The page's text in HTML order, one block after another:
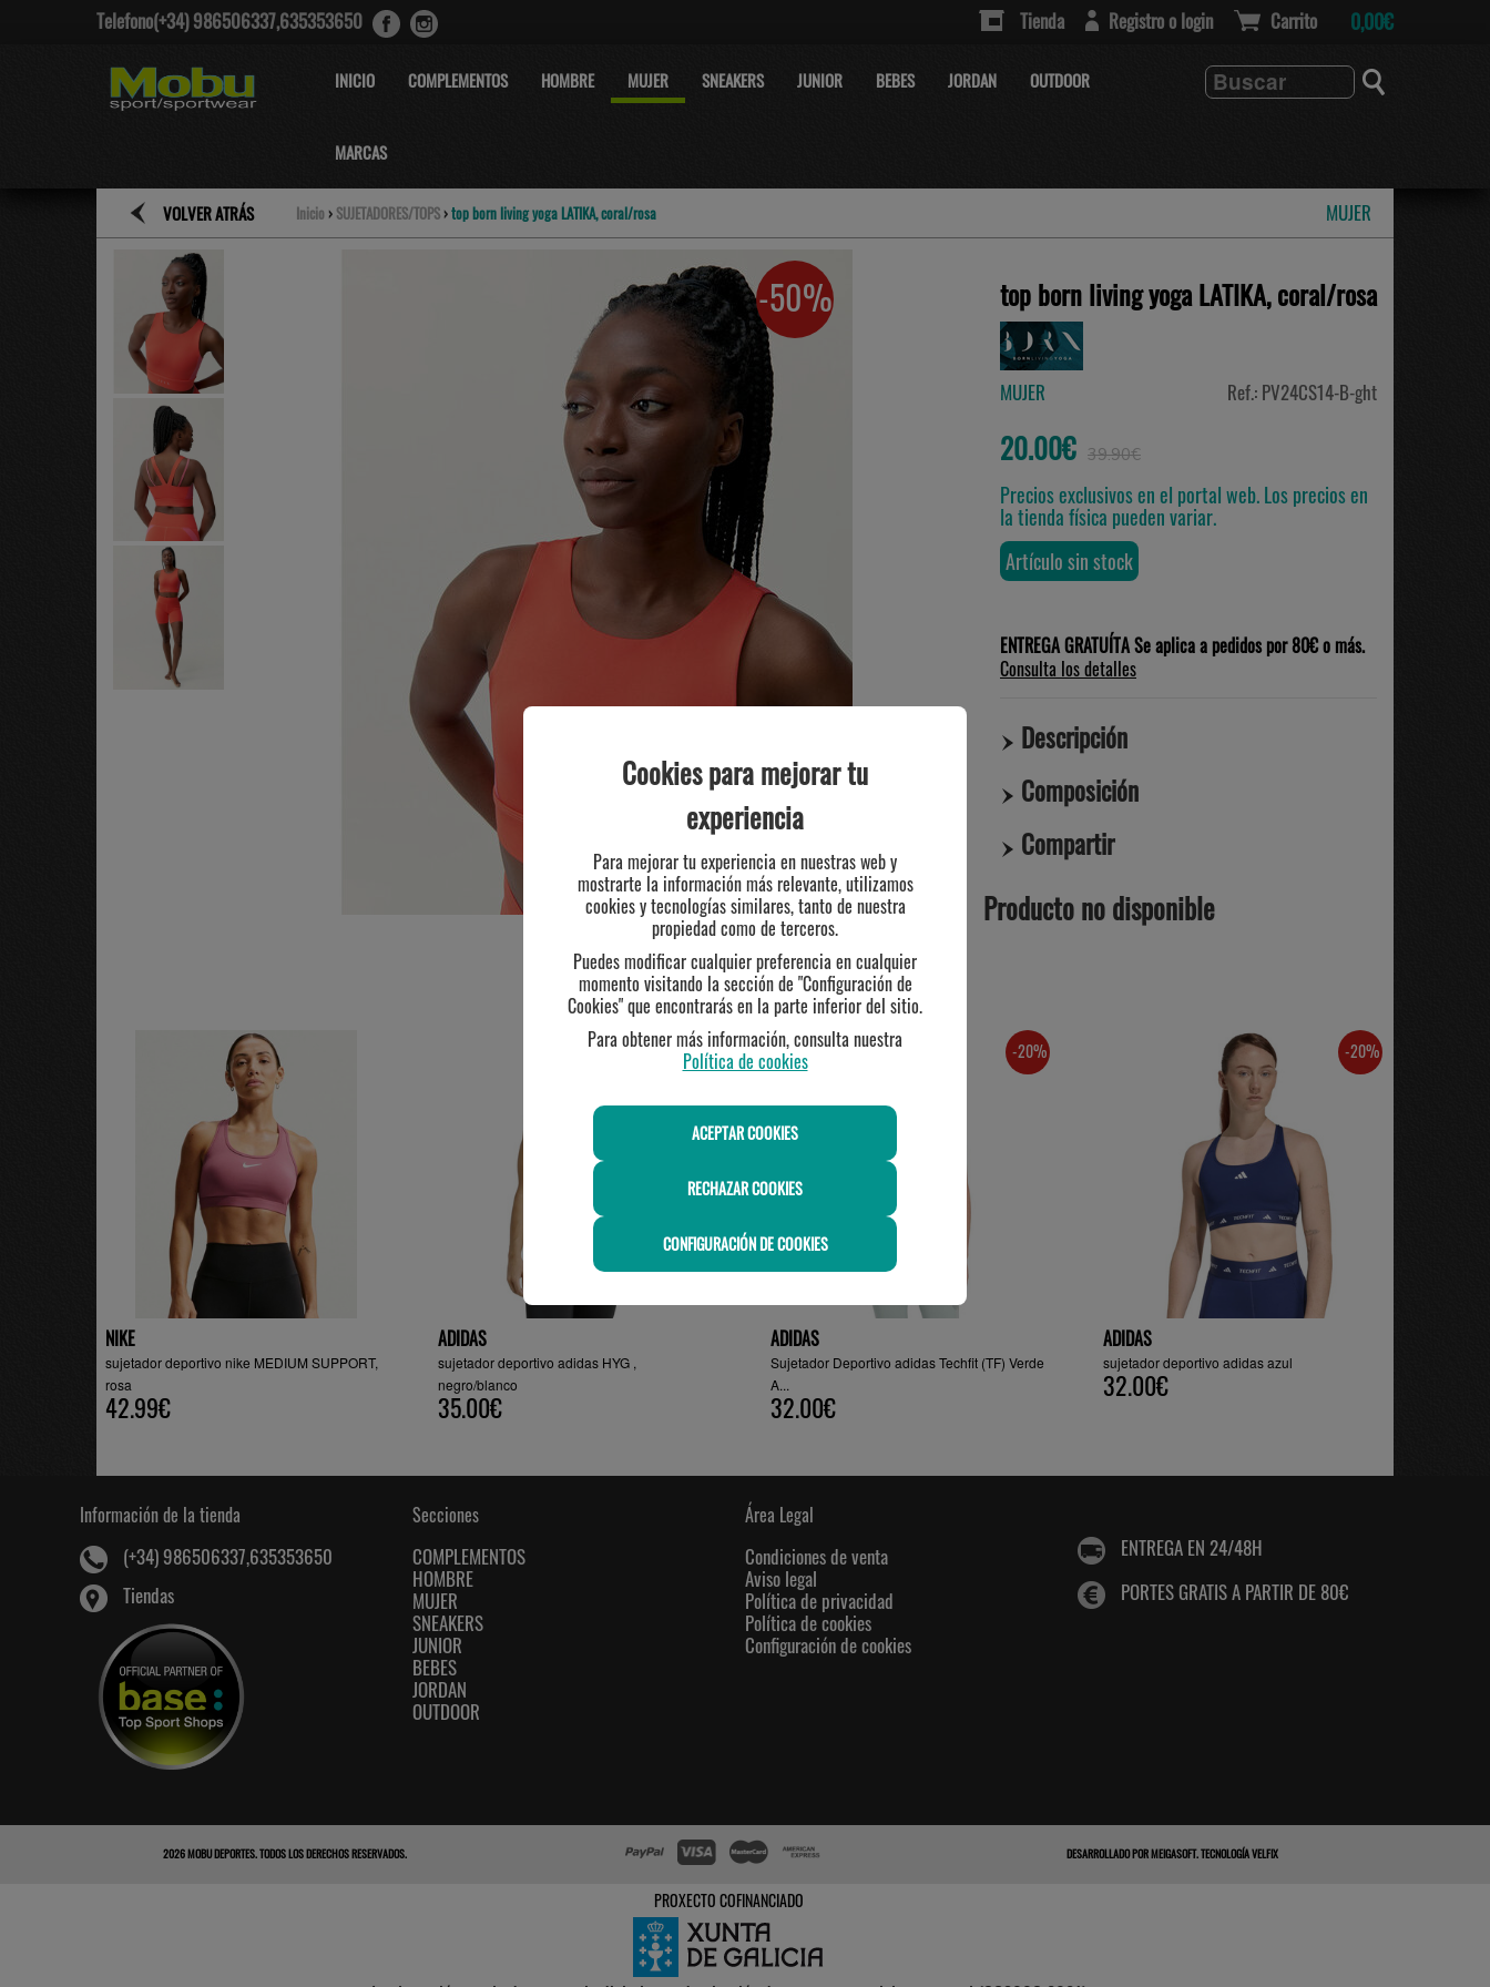
Telefono(+34) 986506337,635353650 Tienda Registro o login Carrito 0,00€
INICIO COMPLEMENTOS HOMBRE MUJER SNEAKERS JUNIOR BEBES JORDAN OUTDOOR
MARCAS
VOLVER ATRÁS Inicio › SUJETADORES/TOPS ›top born living yoga LATIKA, coral/rosa MUJER
-50% top born living yoga LATIKA, coral/rosa
MUJER Ref.: PV24CS14-B-ght
20.00€ 39.90€
Precios exclusivos en el portal web. Los precios en
la tienda física pueden variar.
Artículo sin stock
ENTREGA GRATUÍTA Se aplica a pedidos por 80€ o más.
Consulta los detalles
Descripción
Composición
Compartir
Producto no disponible
TE PUEDE INTERESAR
NIKE
sujetador deportivo nike MEDIUM SUPPORT,
rosa
42.99€
ADIDAS
sujetador deportivo adidas HYG ,
negro/blanco
35.00€
-20%
ADIDAS
Sujetador Deportivo adidas Techfit (TF) Verde
A...
32.00€
-20%
ADIDAS
sujetador deportivo adidas azul
32.00€
Información de la tienda
(+34) 986506337,635353650
Tiendas
Secciones
COMPLEMENTOS
HOMBRE
MUJER
SNEAKERS
JUNIOR
BEBES
JORDAN
OUTDOOR
Área Legal
Condiciones de venta
Aviso legal
Política de privacidad
Política de cookies
Configuración de cookies
ENTREGA EN 24/48H
PORTES GRATIS A PARTIR DE 80€
2026MOBU DEPORTES. TODOS LOS DERECHOS RESERVADOS. DESARROLLADO PORMEIGASOFT.TECNOLOGÍA VELFIX
PROXECTO COFINANCIADO
Cookies para mejorar tu
experiencia
Para mejorar tu experiencia en nuestras web y
mostrarte la información más relevante, utilizamos
cookies y tecnologías similares, tanto de nuestra
propiedad como de terceros.
Puedes modificar cualquier preferencia en cualquier
momento visitando la sección de "Configuración de
Cookies" que encontrarás en la parte inferior del sitio.
Para obtener más información, consulta nuestra
Política de cookies
ACEPTAR COOKIES
RECHAZAR COOKIES
CONFIGURACIÓN DE COOKIES